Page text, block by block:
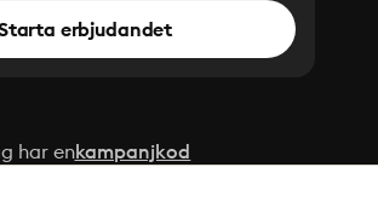
erbjudandet
har enkampanjkod